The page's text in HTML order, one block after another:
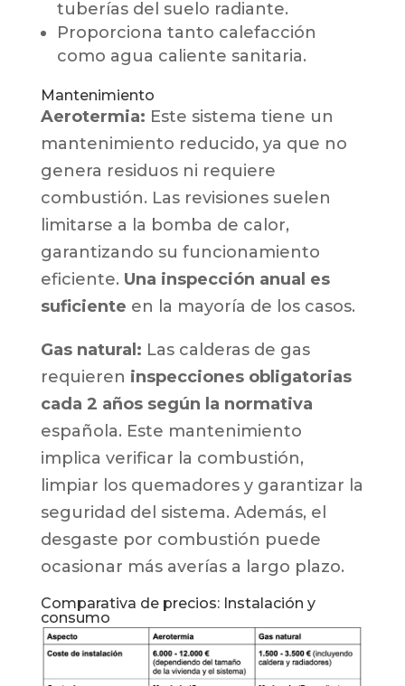
tuberías del suelo radiante.
Proporciona tanto calefacción
como agua caliente sanitaria.
Mantenimiento
Aerotermia: Este sistema tiene un
mantenimiento reducido, ya que no
genera residuos ni requiere
combustión. Las revisiones suelen
limitarse a la bomba de calor,
garantizando su funcionamiento
eficiente. Una inspección anual es
suficiente en la mayoría de los casos.
Gas natural: Las calderas de gas
requieren inspecciones obligatorias
cada 2 años según la normativa
española. Este mantenimiento
implica verificar la combustión,
limpiar los quemadores y garantizar la
seguridad del sistema. Además, el
desgaste por combustión puede
ocasionar más averías a largo plazo.
Comparativa de precios: Instalación y
consumo